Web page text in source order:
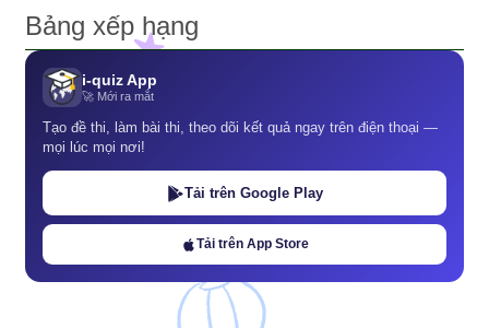
Bảng xếp hạng
i-quiz App
🚀 Mới ra mắt
Tạo đề thi, làm bài thi, theo dõi kết quả ngay trên điện thoại —
mọi lúc mọi nơi!
Tải trên Google Play
Tải trên App Store